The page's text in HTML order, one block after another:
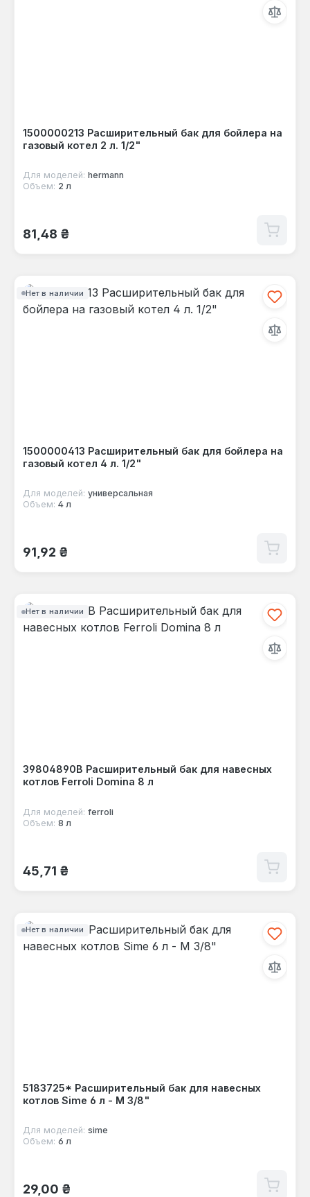
1500000213 Расширительный бак для бойлера на
газовый котел 2 л. 1/2"
Для моделей: hermann
Объем: 2 л
Обычная цена:
81,48 ₴
Нет в наличии
1500000413 Расширительный бак для бойлера на
газовый котел 4 л. 1/2"
Для моделей: универсальная
Объем: 4 л
Обычная цена:
91,92 ₴
Нет в наличии
39804890B Расширительный бак для навесных
котлов Ferroli Domina 8 л
Для моделей: ferroli
Объем: 8 л
Обычная цена:
45,71 ₴
Нет в наличии
5183725* Расширительный бак для навесных
котлов Sime 6 л - M 3/8"
Для моделей: sime
Объем: 6 л
Обычная цена:
29,00 ₴